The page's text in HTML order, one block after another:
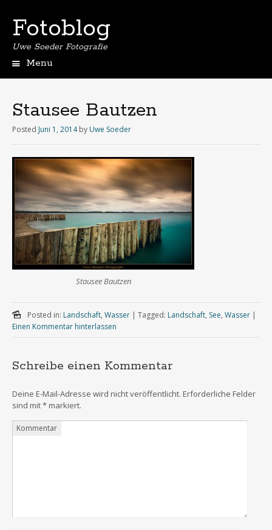
Fotoblog
Uwe Soeder Fotografie
Menu
Stausee Bautzen
Posted Juni 1, 2014 by Uwe Soeder
Stausee Bautzen
Posted in: Landschaft, Wasser | Tagged: Landschaft, See, Wasser |
Einen Kommentar hinterlassen
Schreibe einen Kommentar
Deine E-Mail-Adresse wird nicht veröffentlicht. Erforderliche Felder
sind mit* markiert.
Kommentar